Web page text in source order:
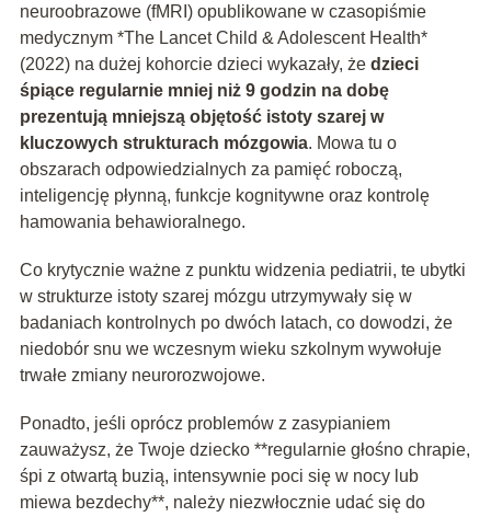
neuroobrazowe (fMRI) opublikowane w czasopiśmie
medycznym *The Lancet Child & Adolescent Health*
(2022) na dużej kohorcie dzieci wykazały, że dzieci
śpiące regularnie mniej niż 9 godzin na dobę
prezentują mniejszą objętość istoty szarej w
kluczowych strukturach mózgowia. Mowa tu o
obszarach odpowiedzialnych za pamięć roboczą,
inteligencję płynną, funkcje kognitywne oraz kontrolę
hamowania behawioralnego.
Co krytycznie ważne z punktu widzenia pediatrii, te ubytki
w strukturze istoty szarej mózgu utrzymywały się w
badaniach kontrolnych po dwóch latach, co dowodzi, że
niedobór snu we wczesnym wieku szkolnym wywołuje
trwałe zmiany neurorozwojowe.
Ponadto, jeśli oprócz problemów z zasypianiem
zauważysz, że Twoje dziecko **regularnie głośno chrapie,
śpi z otwartą buzią, intensywnie poci się w nocy lub
miewa bezdechy**, należy niezwłocznie udać się do